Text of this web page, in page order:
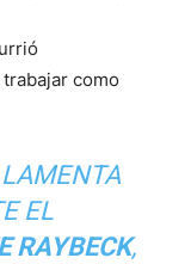
como
EL
RAYBECK,